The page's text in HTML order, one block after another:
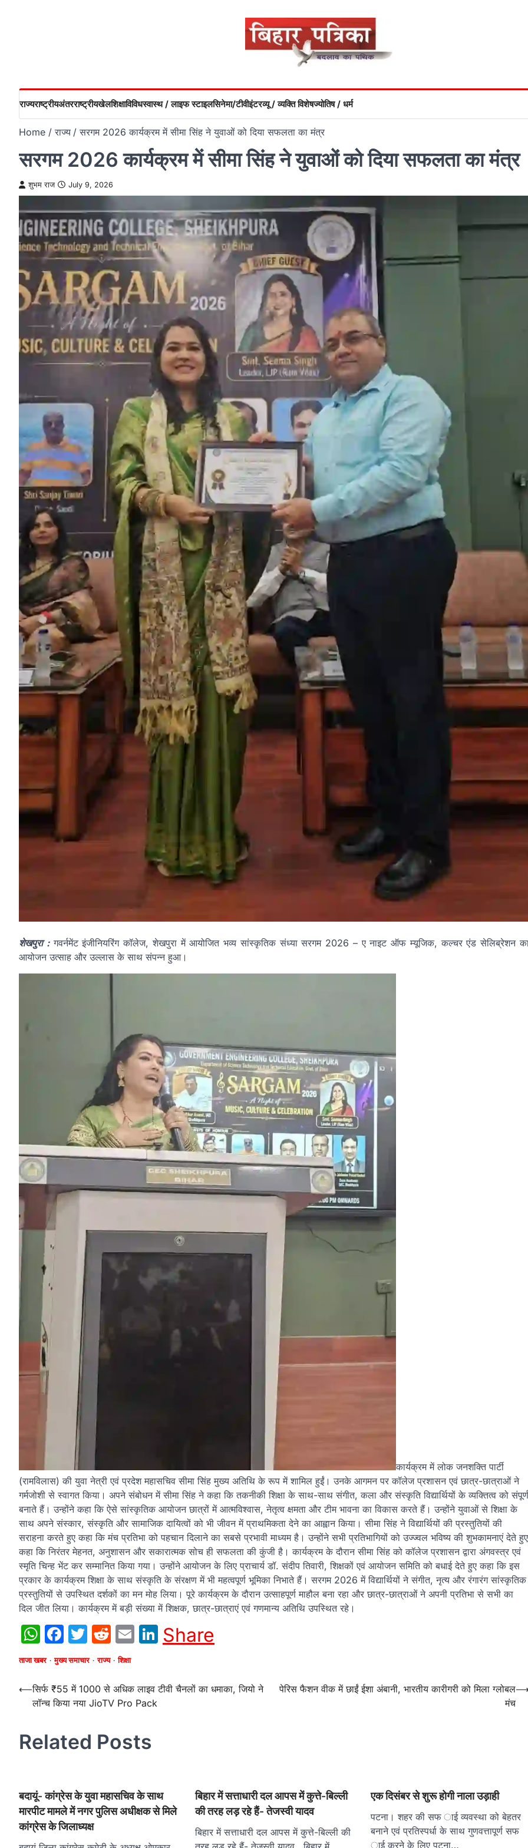
राज्यराष्ट्रीयअंतरराष्ट्रीयखेलशिक्षाविविधस्वास्थ / लाइफ स्टाइलसिनेमा/टीवीइंटरव्यू / व्यक्ति विशेषज्योतिष / धर्म
Home राज्य सरगम 2026 कार्यक्रम में सीमा सिंह ने युवाओं को दिया सफलता का मंत्र
सरगम 2026 कार्यक्रम में सीमा सिंह ने युवाओं को दिया सफलता का मंत्र
शुभम राज July 9, 2026
शेखपुरा : गवर्नमेंट इंजीनियरिंग कॉलेज, शेखपुरा में आयोजित भव्य सांस्कृतिक संध्या सरगम 2026 – ए नाइट ऑफ म्यूजिक, कल्चर एंड सेलिब्रेशन
आयोजन उत्साह और उल्लास के साथ संपन्न हुआ।
कार्यक्रम में लोक जनशक्ति पार्टी
(रामविलास) की युवा नेत्री एवं प्रदेश महासचिव सीमा सिंह मुख्य अतिथि के रूप में शामिल हुईं। उनके आगमन पर कॉलेज प्रशासन एवं छात्र-छात्राओं ने
गर्मजोशी से स्वागत किया। अपने संबोधन में सीमा सिंह ने कहा कि तकनीकी शिक्षा के साथ-साथ संगीत, कला और संस्कृति विद्यार्थियों के व्यक्तित्व को संपूर्ण
बनाते हैं। उन्होंने कहा कि ऐसे सांस्कृतिक आयोजन छात्रों में आत्मविश्वास, नेतृत्व क्षमता और टीम भावना का विकास करते हैं। उन्होंने युवाओं से शिक्षा के
साथ अपने संस्कार, संस्कृति और सामाजिक दायित्वों को भी जीवन में प्राथमिकता देने का आह्वान किया। सीमा सिंह ने विद्यार्थियों की प्रस्तुतियों की
सराहना करते हुए कहा कि मंच प्रतिभा को पहचान दिलाने का सबसे प्रभावी माध्यम है। उन्होंने सभी प्रतिभागियों को उज्ज्वल भविष्य की शुभकामनाएं देते हुए
कहा कि निरंतर मेहनत, अनुशासन और सकारात्मक सोच ही सफलता की कुंजी है। कार्यक्रम के दौरान सीमा सिंह को कॉलेज प्रशासन द्वारा अंगवस्त्र एवं
स्मृति चिन्ह भेंट कर सम्मानित किया गया। उन्होंने आयोजन के लिए प्राचार्य डॉ. संदीप तिवारी, शिक्षकों एवं आयोजन समिति को बधाई देते हुए कहा कि इस
प्रकार के कार्यक्रम शिक्षा के साथ संस्कृति के संरक्षण में भी महत्वपूर्ण भूमिका निभाते हैं। सरगम 2026 में विद्यार्थियों ने संगीत, नृत्य और रंगारंग सांस्कृतिक
प्रस्तुतियों से उपस्थित दर्शकों का मन मोह लिया। पूरे कार्यक्रम के दौरान उत्साहपूर्ण माहौल बना रहा और छात्र-छात्राओं ने अपनी प्रतिभा से सभी का
दिल जीत लिया। कार्यक्रम में बड़ी संख्या में शिक्षक, छात्र-छात्राएं एवं गणमान्य अतिथि उपस्थित रहे।
WhatsApp
Facebook
Twitter
Reddit
EmailLinkedIn
Share
ताजा खबर मुख्य समाचार राज्य शिक्षा
Post
navigation
⟵सिर्फ ₹55 में 1000 से अधिक लाइव टीवी चैनलों का धमाका, जियो ने
लॉन्च किया नया JioTV Pro Pack
पेरिस फैशन वीक में छाईं ईशा अंबानी, भारतीय कारीगरी को मिला ग्लोबल
मंच
Related Posts
बदायूं- कांग्रेस के युवा महासचिव के साथ
मारपीट मामले में नगर पुलिस अधीक्षक से मिले
कांग्रेस के जिलाध्यक्ष
बिहार में सत्ताधारी दल आपस में कुत्ते-बिल्ली
की तरह लड़ रहे हैं- तेजस्वी यादव
बिहार में सत्ताधारी दल आपस में कुत्ते-बिल्ली की
एक दिसंबर से शुरू होगी नाला उड़ाही
पटना। शहर की सफ ाई व्यवस्था को बेहतर
बनाने एवं प्रतिस्पर्धा के साथ गुणवत्तापूर्ण सफ
ाई करने के लिए पटना…